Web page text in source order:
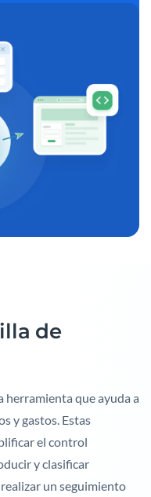
de
herramienta que ayuda a
y gastos. Estas
el control
y clasificar
un seguimiento